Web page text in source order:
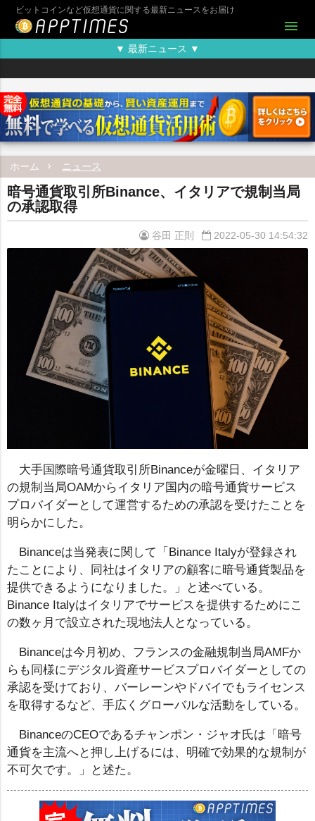
ビットコインなど仮想通貨に関する最新ニュースをお届け
menu
▼ 最新ニュース ▼
ホーム ニュース
暗号通貨取引所Binance、イタリアで規制当局
の承認取得
谷田 正則 2022-05-30 14:54:32
大手国際暗号通貨取引所Binanceが金曜日、イタリア
の規制当局OAMからイタリア国内の暗号通貨サービス
プロバイダーとして運営するための承認を受けたことを
明らかにした。
Binanceは当発表に関して「Binance Italyが登録され
たことにより、同社はイタリアの顧客に暗号通貨製品を
提供できるようになりました。」と述べている。
Binance Italyはイタリアでサービスを提供するためにこ
の数ヶ月で設立された現地法人となっている。
Binanceは今月初め、フランスの金融規制当局AMFか
らも同様にデジタル資産サービスプロバイダーとしての
承認を受けており、バーレーンやドバイでもライセンス
を取得するなど、手広くグローバルな活動をしている。
BinanceのCEOであるチャンポン・ジャオ氏は「暗号
通貨を主流へと押し上げるには、明確で効果的な規制が
不可欠です。」と述た。